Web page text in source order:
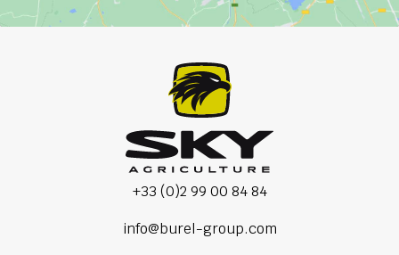
+33 (0)2 99 00 84 84
info@burel-group.com